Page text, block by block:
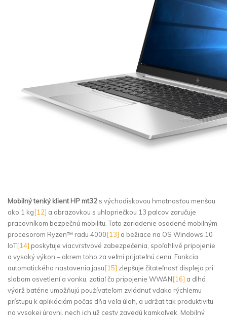
Mobilný tenký klient HP mt32 s východiskovou hmotnosťou menšou
ako 1 kg[12] a obrazovkou s uhlopriečkou 13 palcov zaručuje
pracovníkom bezpečnú mobilitu. Toto zariadenie osadené mobilným
procesorom Ryzen™ radu 4000[13] a bežiace na OS Windows 10
IoT[14] poskytuje viacvrstvové zabezpečenia, spoľahlivé pripojenie
a vysoký výkon – okrem toho za veľmi prijateľnú cenu. Funkcia
automatického nastavenia jasu[15] zlepšuje čitateľnosť displeja pri
slabom osvetlení a vonku, zatiaľ čo pripojenie WWAN[16] a dlhá
výdrž batérie umožňujú používateľom zvládnuť vďaka rýchlemu
prístupu k aplikáciám počas dňa veľa úloh, a udržať tak produktivitu
na vysokej úrovni, nech ich už cesty zavedú kamkoľvek. Mobilný